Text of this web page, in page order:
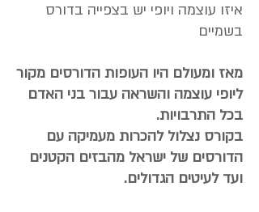
איזו עוצמה ויופי יש בצפייה בדורס
בשמיים​
מאז ומעולם היו העופות הדורסים מקור
ליופי עוצמה והשראה עבור בני האדם
בכל התרבויות.
בקורס נצלול להכרות מעמיקה עם
הדורסים של ישראל מהבזים הקטנים
ועד לעיטים הגדולים.